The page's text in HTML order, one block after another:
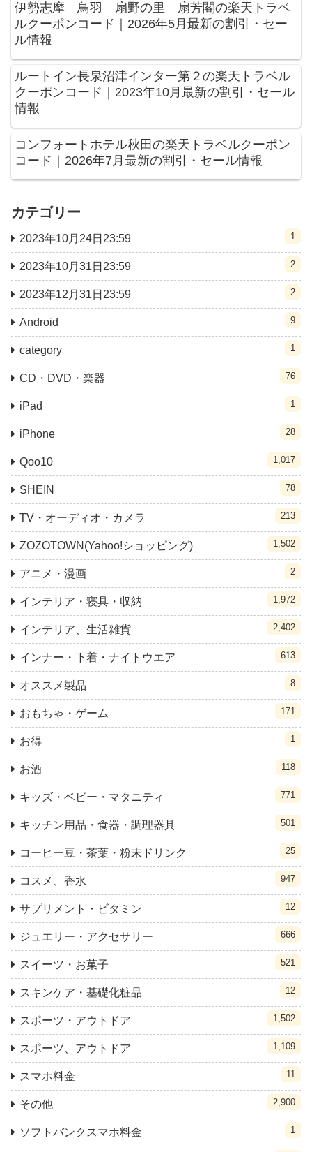
伊勢志摩 鳥羽 扇野の里 扇芳閣の楽天トラベ
ルクーポンコード｜2026年5月最新の割引・セー
ル情報
ルートイン長泉沼津インター第２の楽天トラベル
クーポンコード｜2023年10月最新の割引・セール
情報
コンフォートホテル秋田の楽天トラベルクーポン
コード｜2026年7月最新の割引・セール情報
カテゴリー
2023年10月24日23:59 1
2023年10月31日23:59 2
2023年12月31日23:59 2
Android 9
category 1
CD・DVD・楽器 76
iPad 1
iPhone 28
Qoo10 1,017
SHEIN 78
TV・オーディオ・カメラ 213
ZOZOTOWN(Yahoo!ショッピング) 1,502
アニメ・漫画 2
インテリア・寝具・収納 1,972
インテリア、生活雑貨 2,402
インナー・下着・ナイトウエア 613
オススメ製品 8
おもちゃ・ゲーム 171
お得 1
お酒 118
キッズ・ベビー・マタニティ 771
キッチン用品・食器・調理器具 501
コーヒー豆・茶葉・粉末ドリンク 25
コスメ、香水 947
サプリメント・ビタミン 12
ジュエリー・アクセサリー 666
スイーツ・お菓子 521
スキンケア・基礎化粧品 12
スポーツ・アウトドア 1,502
スポーツ、アウトドア 1,109
スマホ料金 11
その他 2,900
ソフトバンクスマホ料金 1